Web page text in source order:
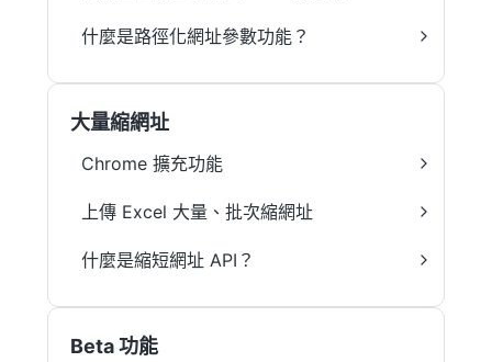
什麼是路徑化網址參數功能？
大量縮網址
Chrome 擴充功能
上傳 Excel 大量、批次縮網址
什麼是縮短網址 API？
Beta 功能